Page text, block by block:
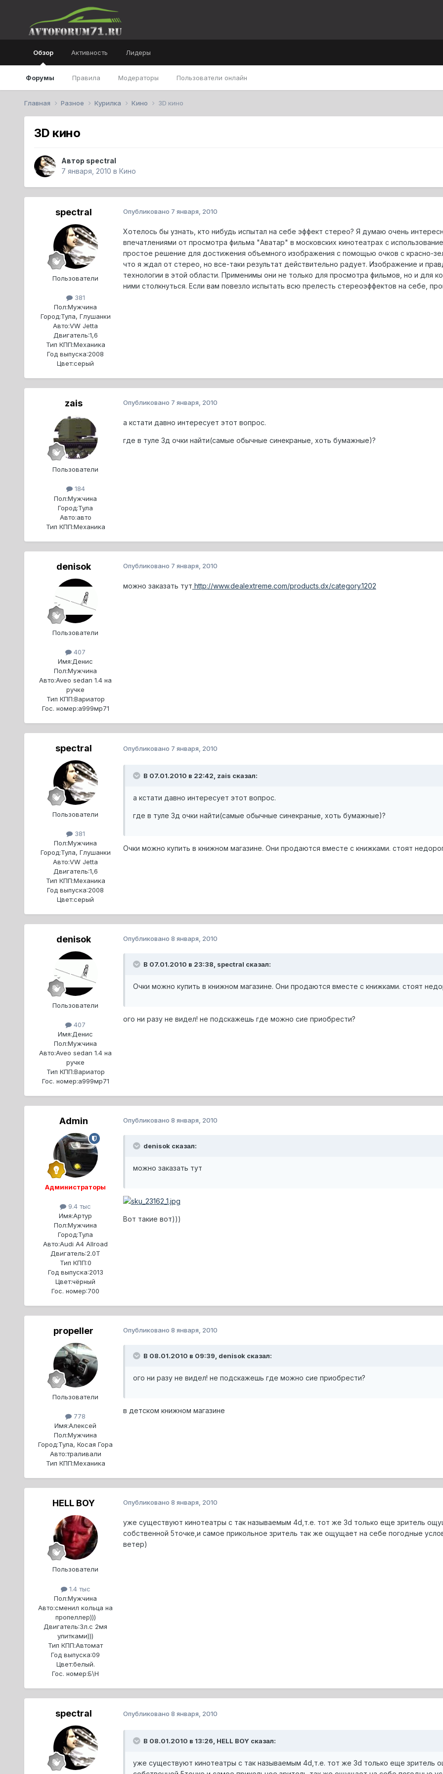
Обзор
Форумы Правила Модераторы Пользователи онлайн
Активность Лидеры
Главная Разное Курилка Кино 3D кино
3D кино
Автор spectral
7 января, 2010 в Кино
spectral
Пользователи
381
Пол:Мужчина
Город:Тула, Глушанки
Авто:VW Jetta
Двигатель:1,6
Тип КПП:Механика
Год выпуска:2008
Цвет:серый
Опубликовано 7 января, 2010
Хотелось бы узнать, кто нибудь испытал на себе эффект стерео? Я думаю очень
впечатлениями от просмотра фильма "Аватар" в московских кинотеатрах с
простое решение для достижения объемного изображения с помощью очков с красно-
что я ждал от стерео, но все-таки результат действительно радует. Изображение и
технологии в этой области. Применимы они не только для просмотра фильмов, но и для
ними столкнуться. Если вам повезло испытать всю прелесть стереоэффектов на себе,
zais
Пользователи
184
Пол:Мужчина
Город:Тула
Авто:авто
Тип КПП:Механика
Опубликовано 7 января, 2010
а кстати давно интересует этот вопрос.
где в туле 3д очки найти(самые обычные синекраные, хоть бумажные)?
denisok
Пользователи
407
Имя:Денис
Пол:Мужчина
Авто:Aveo sedan 1.4 на
ручке
Тип КПП:Вариатор
Гос. номер:a999мр71
Опубликовано 7 января, 2010
можно заказать тут http://www.dealextreme.com/products.dx/category.1202
spectral
Пользователи
381
Пол:Мужчина
Город:Тула, Глушанки
Авто:VW Jetta
Двигатель:1,6
Тип КПП:Механика
Год выпуска:2008
Цвет:серый
Опубликовано 7 января, 2010
В 07.01.2010 в 22:42, zais сказал:
а кстати давно интересует этот вопрос.
где в туле 3д очки найти(самые обычные синекраные, хоть бумажные)?
Очки можно купить в книжном магазине. Они продаются вместе с книжками. стоят
denisok
Пользователи
407
Имя:Денис
Пол:Мужчина
Авто:Aveo sedan 1.4 на
ручке
Тип КПП:Вариатор
Гос. номер:a999мр71
Опубликовано 8 января, 2010
В 07.01.2010 в 23:38, spectral сказал:
Очки можно купить в книжном магазине. Они продаются вместе с книжками. стоят
ого ни разу не видел! не подскажешь где можно сие приобрести?
Admin
Администраторы
9.4 тыс
Имя:Артур
Пол:Мужчина
Город:Тула
Авто:Audi A4 Allroad
Двигатель:2.0T
Тип КПП:0
Год выпуска:2013
Цвет:чёрный
Гос. номер:700
Опубликовано 8 января, 2010
denisok сказал:
можно заказать тут
Вот такие вот)))
propeller
Пользователи
778
Имя:Алексей
Пол:Мужчина
Город:Тула, Косая Гора
Авто:траливали
Тип КПП:Механика
Опубликовано 8 января, 2010
В 08.01.2010 в 09:39, denisok сказал:
ого ни разу не видел! не подскажешь где можно сие приобрести?
в детском книжном магазине
HELL BOY
Пользователи
1.4 тыс
Пол:Мужчина
Авто:сменил кольца на
пропеллер)))
Двигатель:3л.с 2мя
улитками)))
Тип КПП:Автомат
Год выпуска:09
Цвет:белый.
Гос. номер:Б\Н
Опубликовано 8 января, 2010
уже существуют кинотеатры с так называемым 4d,т.е. тот же 3d только еще зритель
собственной 5точке,и самое прикольное зритель так же ощущает на себе погодные
ветер)
spectral Опубликовано 8 января, 2010
В 08.01.2010 в 13:26, HELL BOY сказал:
уже существуют кинотеатры с так называемым 4d,т.е. тот же 3d только еще зритель